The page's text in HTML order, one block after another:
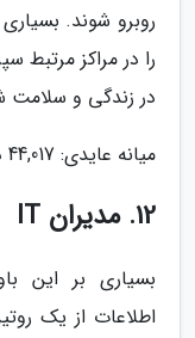
روبرو شوند.
را در مراکز مرتبط
در زندگی و
میانه عایدی: 44,017 دلار (31,200 پوند)
12. مدیران IT
بسیاری بر این
اطلاعات از یک